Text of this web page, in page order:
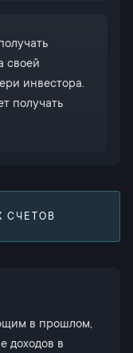
своей
инвестора.
получать
СЧЕТОВ
в прошлом,
доходов в